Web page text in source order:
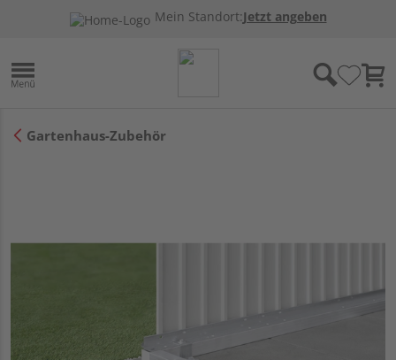
Mein Standort:Jetzt angeben
Gartenhaus-Zubehör